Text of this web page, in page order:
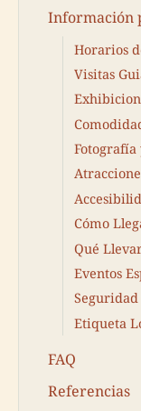
Información
Horarios
Visitas
Fotografía
Cómo
Qué
Eventos
Etiqueta
FAQ
Referencias